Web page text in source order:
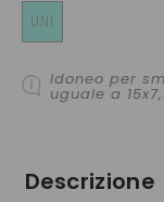
UNI
Idoneo per
uguale a
Descrizione